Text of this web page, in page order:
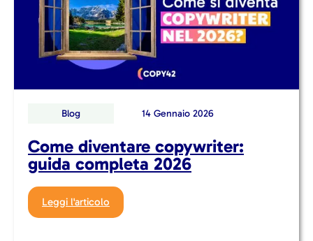
Blog 14 Gennaio 2026
Come diventare copywriter:
guida completa 2026
Leggi l'articolo